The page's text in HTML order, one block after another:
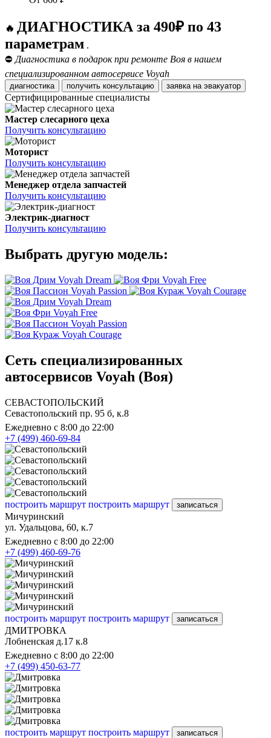
🔥 ДИАГНОСТИКА за 490₽ по 43
параметрам .
⛔ Диагностика в подарок при ремонте Воя в нашем
специализированном автосервисе Voyah
диагностика получить консультацию заявка на эвакуатор
Сертифицированные специалисты
Мастер слесарного цеха
Получить консультацию
Моторист
Получить консультацию
Менеджер отдела запчастей
Получить консультацию
Электрик-диагност
Получить консультацию
Выбрать другую модель:
Voyah Dream
Voyah Free
Voyah Passion
Voyah Courage
Voyah Dream
Voyah Free
Voyah Passion
Voyah Courage
Сеть специализированных
автосервисов Voyah (Воя)
СЕВАСТОПОЛЬСКИЙ
Севастопольский пр. 95 б, к.8
Ежедневно с 8:00 до 22:00
+7 (499) 460-69-84
построить маршрут построить маршрут записаться
Мичуринский
ул. Удальцова, 60, к.7
Ежедневно с 8:00 до 22:00
+7 (499) 460-69-76
построить маршрут построить маршрут записаться
ДМИТРОВКА
Лобненская д.17 к.8
Ежедневно с 8:00 до 22:00
+7 (499) 450-63-77
построить маршрут построить маршрут записаться